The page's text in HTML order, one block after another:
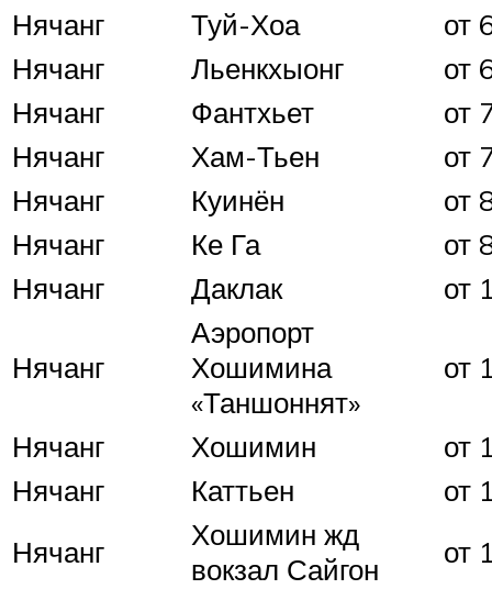
Нячанг
Туй-Хоа
от
Нячанг
Льенкхыонг
от
Нячанг
Фантхьет
от
Нячанг
Хам-Тьен
от
Нячанг
Куинён
от
Нячанг
Ке Га
от
Нячанг
Даклак от
Нячанг
Аэропорт
Хошимина
«Таншоннят»
от
Нячанг Хошимин
от
Нячанг
Каттьен
от
Нячанг
Хошимин жд
вокзал Сайгон
от